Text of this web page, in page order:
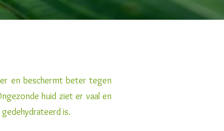
en beschermt beter tegen
huid ziet er vaal en
is.